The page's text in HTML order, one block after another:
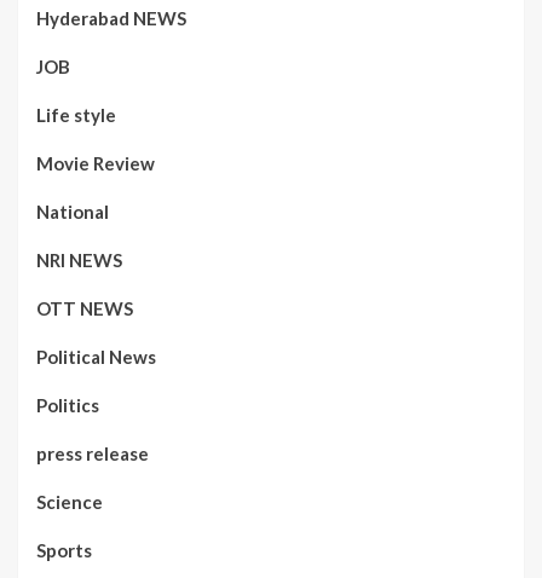
Hyderabad NEWS
JOB
Life style
Movie Review
National
NRI NEWS
OTT NEWS
Political News
Politics
press release
Science
Sports